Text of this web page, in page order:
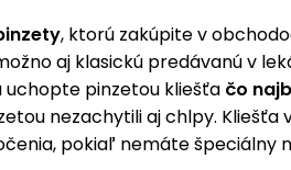
, ktorú zakúpite v
aj klasickú predávanú v
uchopte pinzetou kliešťa čo
nezachytili aj chlpy. Kliešťa
pokiaľ nemáte špeciálny